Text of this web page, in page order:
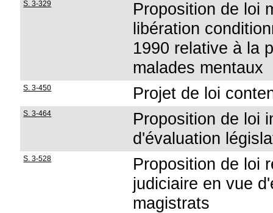
S. 3-329
Proposition de loi
libération
1990 relative à la
malades mentaux
S. 3-450 Projet de loi
S. 3-464
Proposition de loi
d'évaluation
S. 3-528
Proposition de loi
judiciaire en vue
magistrats